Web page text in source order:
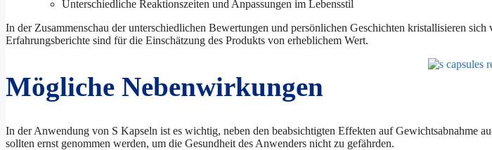
Unterschiedliche Reaktionszeiten und Anpassungen im Lebensstil
In der Zusammenschau der unterschiedlichen Bewertungen und persönlichen Geschichten kristallisieren
Erfahrungsberichte sind für die Einschätzung des Produkts von erheblichem Wert.
Mögliche Nebenwirkungen
In der Anwendung von S Kapseln ist es wichtig, neben den beabsichtigten Effekten auf
sollten ernst genommen werden, um die Gesundheit des Anwenders nicht zu gefährden.